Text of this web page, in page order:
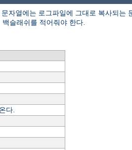
자열에는 로그파일에 그대로 복사되는
슬래쉬를 적어줘야 한다.
다.